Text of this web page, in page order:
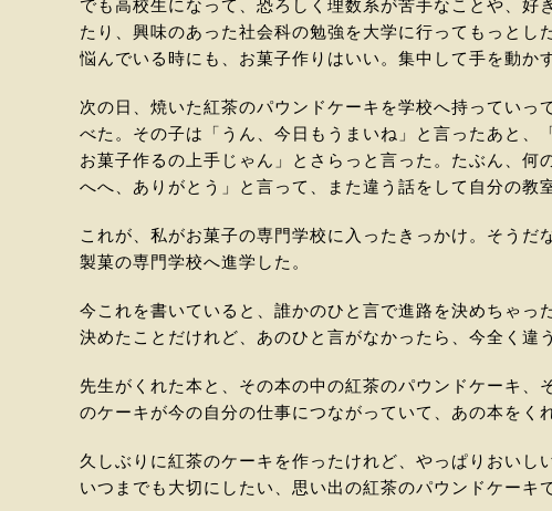
でも高校生になって、恐ろしく理数系が苦手なことや、好
たり、興味のあった社会科の勉強を大学に行ってもっとし
悩んでいる時にも、お菓子作りはいい。集中して手を動か
次の日、焼いた紅茶のパウンドケーキを学校へ持ってい
べた。その子は「うん、今日もうまいね」と言ったあと、
お菓子作るの上手じゃん」とさらっと言った。たぶん、何
へへ、ありがとう」と言って、また違う話をして自分の教
これが、私がお菓子の専門学校に入ったきっかけ。そう
製菓の専門学校へ進学した。
今これを書いていると、誰かのひと言で進路を決めちゃ
決めたことだけれど、あのひと言がなかったら、今全く違
先生がくれた本と、その本の中の紅茶のパウンドケーキ
のケーキが今の自分の仕事につながっていて、あの本をく
久しぶりに紅茶のケーキを作ったけれど、やっぱりおいしい
いつまでも大切にしたい、思い出の紅茶のパウンドケーキ